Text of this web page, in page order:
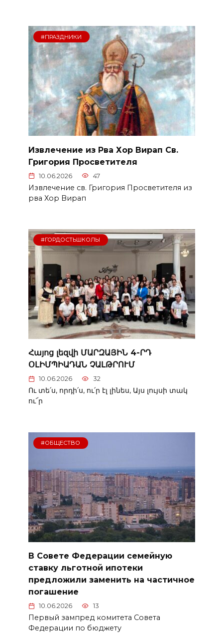
#ПРАЗДНИКИ
Извлечение из Рва Хор Вирап Св.
Григория Просветителя
10.06.2026 47
Извлечение св. Григория Просветителя из
рва Хор Вирап
#ГОРДОСТЬШКОЛЫ
Հայոց լեզվի ՄԱՐԶԱՅԻՆ 4-ՐԴ
ՕԼԻՄՊԻԱԴԱՆ ՉԱԼԹՐՈՒՄ
10.06.2026 32
Ու տե՛ս, որդի՛ս, ու՛ր էլ լինես, Այս լույսի տակ
ու՜ր
#ОБЩЕСТВО
В Совете Федерации семейную
ставку льготной ипотеки
предложили заменить на частичное
погашение
10.06.2026 13
Первый зампред комитета Совета
Федерации по бюджету